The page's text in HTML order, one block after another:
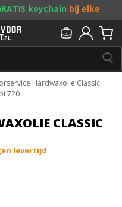
keychain bij elke
! Doe je mee?
01
Hardwaxolie Classic
720
CLASSIC
levertijd